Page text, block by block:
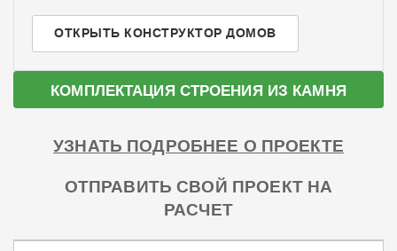
ОТКРЫТЬ КОНСТРУКТОР ДОМОВ
КОМПЛЕКТАЦИЯ СТРОЕНИЯ ИЗ КАМНЯ
УЗНАТЬ ПОДРОБНЕЕ О ПРОЕКТЕ
ОТПРАВИТЬ СВОЙ ПРОЕКТ НА
РАСЧЕТ